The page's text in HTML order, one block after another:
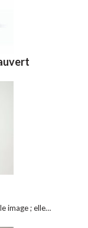
image ; elle…